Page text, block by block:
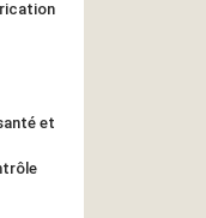
et